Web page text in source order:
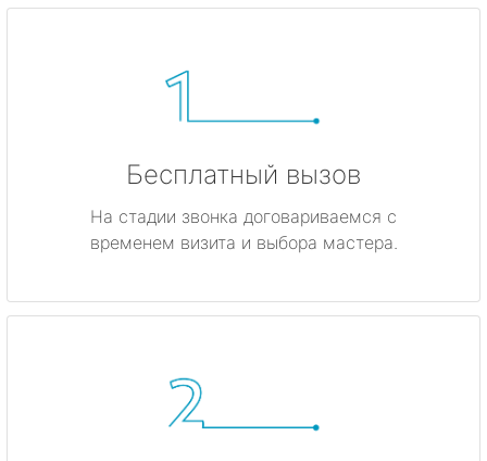
Бесплатный вызов
На стадии звонка договариваемся с
временем визита и выбора мастера.